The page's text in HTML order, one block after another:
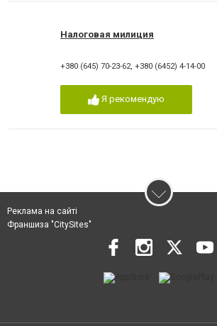
Налоговая милиция
+380 (645) 70-23-62, +380 (6452) 4-14-00
Я рекомендую
Реклама на сайті
Франшиза "CitySites"